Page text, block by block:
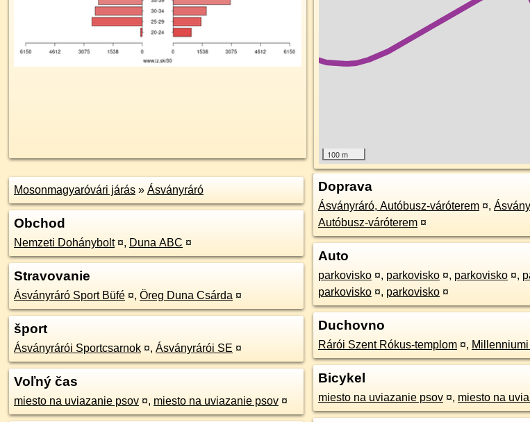
100 m
Mosonmagyaróvári járás » Ásványráró
Obchod
Nemzeti Dohánybolt ¤, Duna ABC ¤
Stravovanie
Ásványráró Sport Büfé ¤, Öreg Duna Csárda ¤
šport
Ásványrárói Sportcsarnok ¤, Ásványrárói SE ¤
Voľný čas
miesto na uviazanie psov ¤, miesto na uviazanie psov ¤
Doprava
Ásványráró, Autóbusz-váróterem ¤,
Autóbusz-váróterem ¤
Auto
parkovisko ¤, parkovisko ¤, parkovisko ¤,
parkovisko ¤, parkovisko ¤
Duchovno
Rárói Szent Rókus-templom ¤,
Bicykel
miesto na uviazanie psov ¤, miesto na